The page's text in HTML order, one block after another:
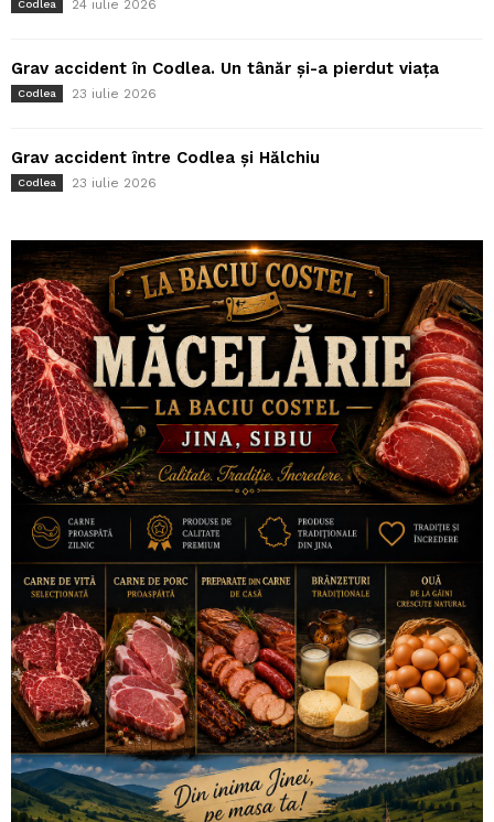
Codlea 24 iulie 2026
Grav accident în Codlea. Un tânăr și-a pierdut viața
Codlea 23 iulie 2026
Grav accident între Codlea și Hălchiu
Codlea 23 iulie 2026